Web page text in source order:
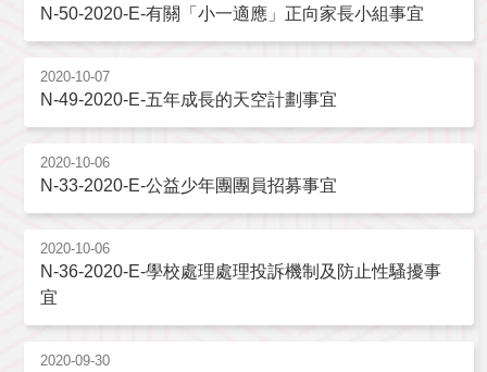
N-50-2020-E-有關「小一適應」正向家長小組事宜
2020-10-07
N-49-2020-E-五年成長的天空計劃事宜
2020-10-06
N-33-2020-E-公益少年團團員招募事宜
2020-10-06
N-36-2020-E-學校處理處理投訴機制及防止性騷擾事
宜
2020-09-30